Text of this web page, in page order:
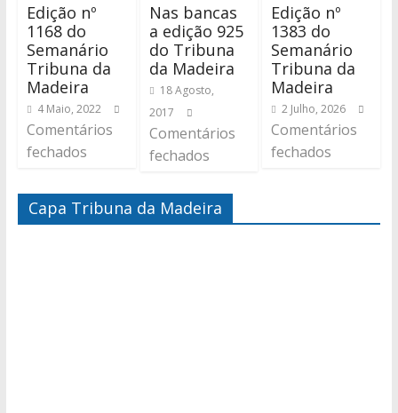
Edição nº
1168 do
Semanário
Tribuna da
Madeira
4 Maio, 2022
Comentários
fechados
Nas bancas
a edição 925
do Tribuna
da Madeira
18 Agosto,
2017
Comentários
fechados
Edição nº
1383 do
Semanário
Tribuna da
Madeira
2 Julho, 2026
Comentários
fechados
Capa Tribuna da Madeira